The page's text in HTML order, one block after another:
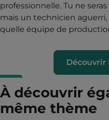
professionnelle. Tu ne
mais un technicien
quelle équipe de
Découvrir
À découvrir
même thème